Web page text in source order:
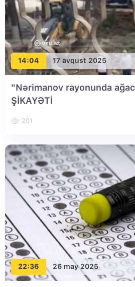
14:04 17 avqust 2025
"Nərimanov rayonunda
ŞİKAYƏTİ
201
22:36 26 may 2025